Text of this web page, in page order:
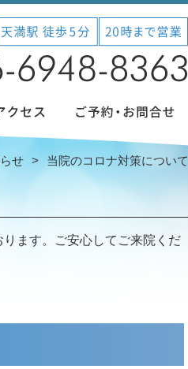
せ 当院のコロナ対策について
ます。ご安心してご来院くだ